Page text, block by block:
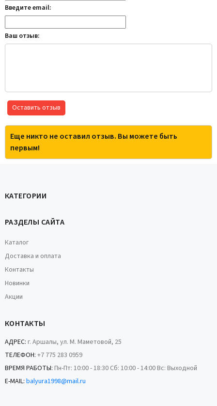
Введите email:
Ваш отзыв:
Оставить отзыв
Еще никто не оставил отзыв. Вы можете быть
первым!
КАТЕГОРИИ
РАЗДЕЛЫ САЙТА
Каталог
Доставка и оплата
Контакты
Новинки
Акции
КОНТАКТЫ
АДРЕС: г. Аршалы, ул. М. Маметовой, 25
ТЕЛЕФОН: +7 775 283 0959
ВРЕМЯ РАБОТЫ: Пн-Пт: 10:00 - 18:30 Сб: 10:00 - 14:00 Вс: Выходной
E-MAIL: balyura1998@mail.ru